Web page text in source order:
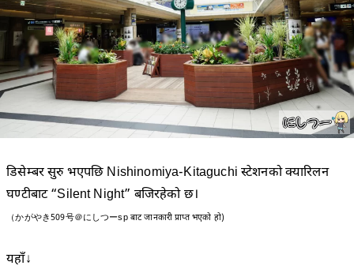
डिसेम्बर सुरु भएपछि Nishinomiya-Kitaguchi स्टेशनको क्यारिलन
घण्टीबाट “Silent Night” बजिरहेको छ।
（かがやき509号＠にしつーsp बाट जानकारी प्राप्त भएको हो)
यहाँ↓